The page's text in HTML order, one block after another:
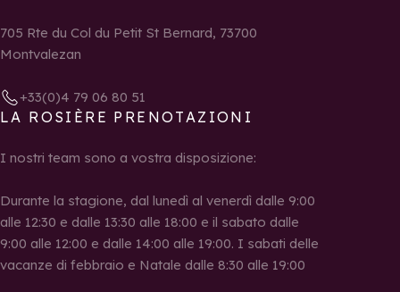
705 Rte du Col du Petit St Bernard, 73700
Montvalezan
+33(0)4 79 06 80 51
LA ROSIÈRE PRENOTAZIONI
I nostri team sono a vostra disposizione:
Durante la stagione, dal lunedì al venerdì dalle 9:00
alle 12:30 e dalle 13:30 alle 18:00 e il sabato dalle
9:00 alle 12:00 e dalle 14:00 alle 19:00. I sabati delle
vacanze di febbraio e Natale dalle 8:30 alle 19:00